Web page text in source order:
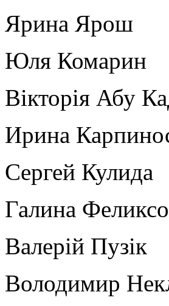
Ярина Ярош
Юля Комарин
Вікторія Абу
Ирина
Сергей Кулида
Галина
Валерій Пузік
Володимир